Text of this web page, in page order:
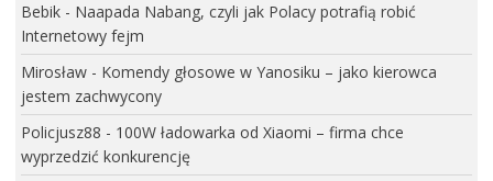
Bebik- Naapada Nabang, czyli jak Polacy potrafią robić
Internetowy fejm
Mirosław- Komendy głosowe w Yanosiku – jako kierowca
jestem zachwycony
Policjusz88 - 100W ładowarka od Xiaomi – firma chce
wyprzedzić konkurencję